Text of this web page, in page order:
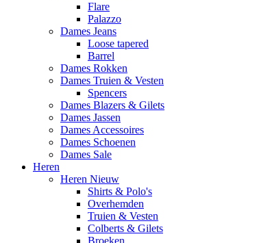
Flare
Palazzo
Dames Jeans
Loose tapered
Barrel
Dames Rokken
Dames Truien & Vesten
Spencers
Dames Blazers & Gilets
Dames Jassen
Dames Accessoires
Dames Schoenen
Dames Sale
Heren
Heren Nieuw
Shirts & Polo's
Overhemden
Truien & Vesten
Colberts & Gilets
Broeken